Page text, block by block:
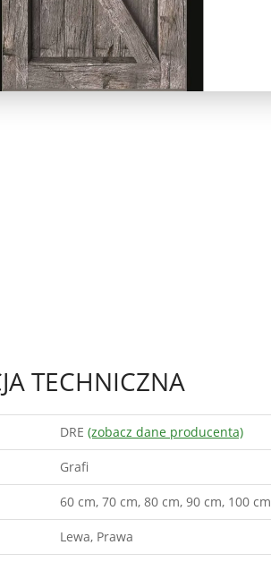
TECHNICZNA
DRE (zobacz dane producenta)
Grafi
60 cm, 70 cm, 80 cm, 90 cm, 100 cm
Lewa, Prawa